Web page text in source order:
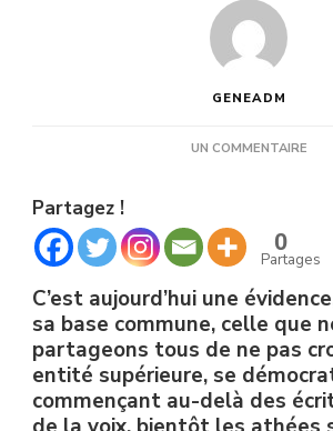
GENEADM
UN COMMENTAIRESUR
Partagez !
0
Partages
C’est aujourd’hui une
sa base commune, celle que
partageons tous de ne pas
entité supérieure, se
commençant au-delà des